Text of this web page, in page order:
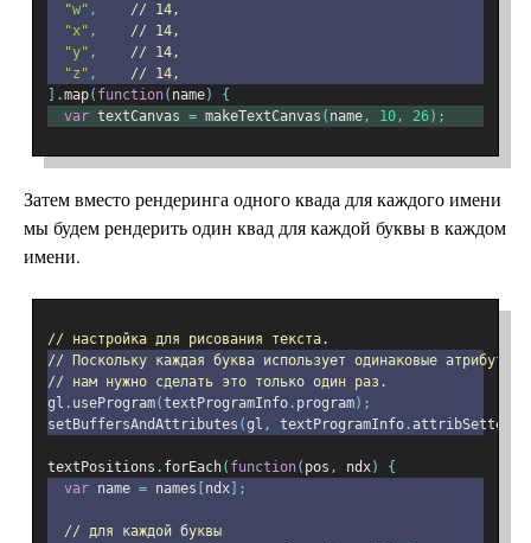
"w" ,
// 14,
"x" ,
// 14,
"y" ,
// 14,
"z" ,
// 14,
].map( function( name)
{
var textCanvas = makeTextCanvas ( name, 10, 26);
Затем вместо рендеринга одного квада для каждого имени
мы будем рендерить один квад для каждой буквы в каждом
имени.
// настройка для рисования текста.
// Поскольку каждая буква использует одинаковые атрибуты
// нам нужно сделать это только один раз.
gl . useProgram(textProgramInfo . program);
setBuffersAndAttributes (gl , textProgramInfo . attribSetters
textPositions . forEach( function( pos , ndx)
{
var name = names ndx ];
// для каждой буквы